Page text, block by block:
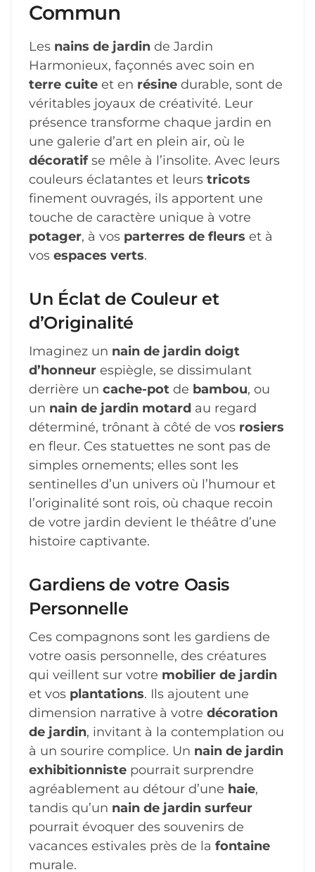
Commun
Les nains de jardin de Jardin
Harmonieux, façonnés avec soin en
terre cuite et en résine durable, sont de
véritables joyaux de créativité. Leur
présence transforme chaque jardin en
une galerie d’art en plein air, où le
décoratifse mêle à l’insolite. Avec leurs
couleurs éclatantes et leurs tricots
finement ouvragés, ils apportent une
touche de caractère unique à votre
potager, à vos parterres de fleurs et à
vos espaces verts.
Un Éclat de Couleur et
d’Originalité
Imaginez un nain de jardin doigt
d’honneur espiègle, se dissimulant
derrière un cache-pot de bambou, ou
un nain de jardin motard au regard
déterminé, trônant à côté de vos rosiers
en fleur. Ces statuettes ne sont pas de
simples ornements; elles sont les
sentinelles d’un univers où l’humour et
l’originalité sont rois, où chaque recoin
de votre jardin devient le théâtre d’une
histoire captivante.
Gardiens de votre Oasis
Personnelle
Ces compagnons sont les gardiens de
votre oasis personnelle, des créatures
qui veillent sur votre mobilier de jardin
et vos plantations. Ils ajoutent une
dimension narrative à votre décoration
de jardin, invitant à la contemplation ou
à un sourire complice. Un nain de jardin
exhibitionniste pourrait surprendre
agréablement au détour d’une haie,
tandis qu’un nain de jardin surfeur
pourrait évoquer des souvenirs de
vacances estivales près de la fontaine
murale.